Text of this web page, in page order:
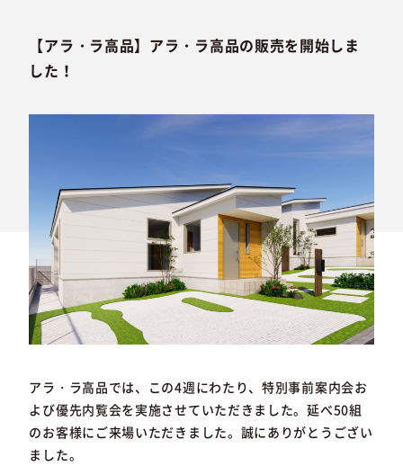
【アラ・ラ高品】アラ・ラ高品の販売を開始しま
した！
アラ・ラ高品では、この4週にわたり、特別事前案内会お
よび優先内覧会を実施させていただきました。延べ50組
のお客様にご来場いただきました。誠にありがとうござい
ました。